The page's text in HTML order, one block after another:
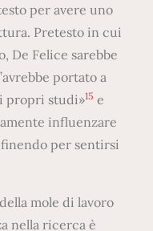
per avere uno
Pretesto in cui
De Felice sarebbe
portato a
propri studi»15 e
influenzare
per sentirsi
mole di lavoro
nella ricerca è